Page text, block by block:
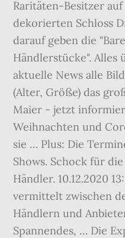
Raritäten-Besitzer
dekorierten Schloss
darauf geben die
Händlerstücke".
aktuelle News alle
(Alter, Größe) das
Maier - jetzt
Weihnachten und
sie … Plus: Die
Shows. Schock für
Händler. 10.12.2020
vermittelt zwischen
Händlern und
Spannendes, … Die